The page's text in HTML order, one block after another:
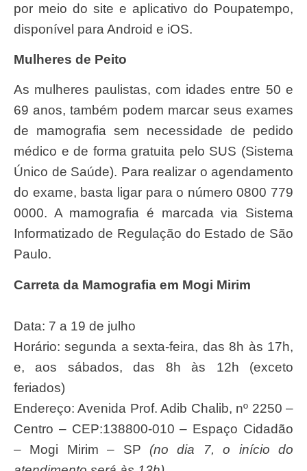
por meio do site e aplicativo do Poupatempo,
disponível para Android e iOS.
Mulheres de Peito
As mulheres paulistas, com idades entre 50 e
69 anos, também podem marcar seus exames
de mamografia sem necessidade de pedido
médico e de forma gratuita pelo SUS (Sistema
Único de Saúde). Para realizar o agendamento
do exame, basta ligar para o número 0800 779
0000. A mamografia é marcada via Sistema
Informatizado de Regulação do Estado de São
Paulo.
Carreta da Mamografia em Mogi Mirim
Data: 7 a 19 de julho
Horário: segunda a sexta-feira, das 8h às 17h,
e, aos sábados, das 8h às 12h (exceto
feriados)
Endereço: Avenida Prof. Adib Chalib, nº 2250 –
Centro – CEP:138800-010 – Espaço Cidadão
– Mogi Mirim – SP (no dia 7, o início do